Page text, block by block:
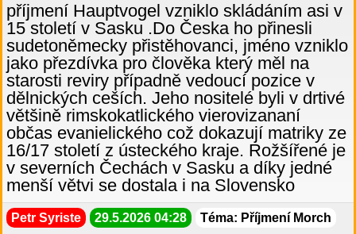
příjmení Hauptvogel vzniklo skládáním asi v
15 století v Sasku .Do Česka ho přinesli
sudetoněmecky přistěhovanci, jméno vzniklo
jako přezdívka pro člověka který měl na
starosti reviry případně vedoucí pozice v
dělnických ceších. Jeho nositelé byli v drtivé
většině rimskokatlického vierovizananí
občas evanielického což dokazují matriky ze
16/17 století z ústeckého kraje. Rožšířené je
v severních Čechách v Sasku a díky jedné
menší větvi se dostala i na Slovensko
Petr Syriste 29.5.2026 04:28 Téma: Příjmení Morch